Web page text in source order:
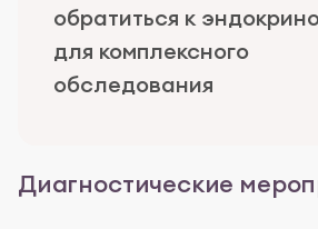
обратиться к
для комплексного
обследования
Диагностические